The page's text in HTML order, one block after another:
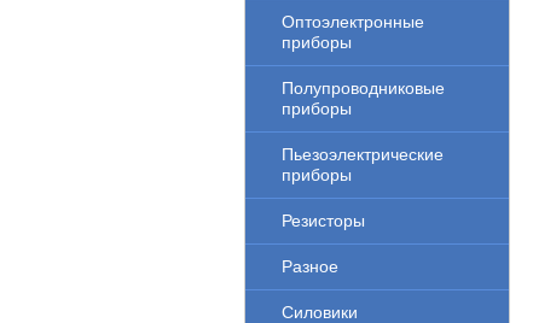
Оптоэлектронные
приборы
Полупроводниковые
приборы
Пьезоэлектрические
приборы
Резисторы
Разное
Силовики